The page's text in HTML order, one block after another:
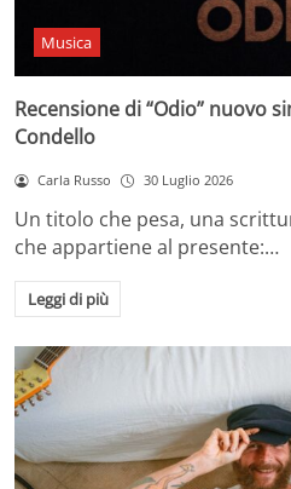
Musica
Recensione di “Odio” nuovo
Condello
Carla Russo 30 Luglio 2026
Un titolo che pesa, una
che appartiene al presente:…
Leggi di più